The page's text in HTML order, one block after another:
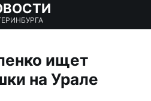
ищет
на Урале